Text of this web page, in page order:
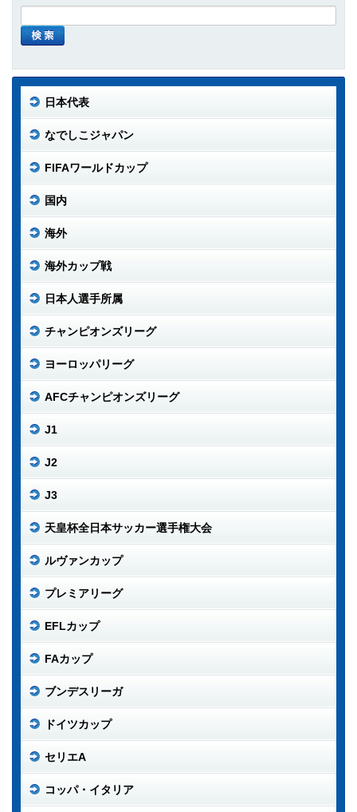
日本代表
なでしこジャパン
FIFAワールドカップ
国内
海外
海外カップ戦
日本人選手所属
チャンピオンズリーグ
ヨーロッパリーグ
AFCチャンピオンズリーグ
J1
J2
J3
天皇杯全日本サッカー選手権大会
ルヴァンカップ
プレミアリーグ
EFLカップ
FAカップ
ブンデスリーガ
ドイツカップ
セリエA
コッパ・イタリア